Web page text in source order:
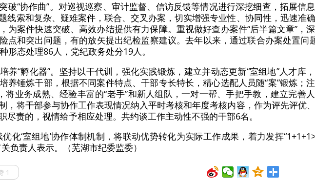
破“协作曲”。对巡视巡察、审计监督、信访反馈等情况进行深挖细查，拓展信
线索和复杂、疑难案件，联合、交叉办案，切实增强专业性、协同性，迅速准
为案件快速突破、高效办结提供有力保障。重视做好查办案件“后半篇文章”，
点和突出问题，有的放矢提出纪检监察建议。去年以来，通过联合办案处置问
形态处理86人，党纪政务处分19人。
养“孵化器”。坚持以干代训，强化实践锻炼，建立并动态更新“室组地”人才库
养锤炼干部，根据不同案件特点、干部专长特长，精心选配人员随“案”锻炼；
将业务成熟、经验丰富的“老手”和新人组队，一对一帮、手把手教，建立完善
，将干部参与协作工作表现情况纳入平时考核和年度考核内容，作为评先评优
尽责的，视情给予相应处理。共约谈工作主动性不强的干部6名。
化‘室组地’协作体制机制，将联动优势转化为实际工作成果，着力发挥
负责人表示。（芜湖市纪委监委）
1